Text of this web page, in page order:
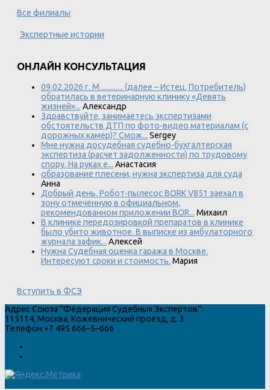
Все филиалы
Экспертные истории
ОНЛАЙН КОНСУЛЬТАЦИЯ
09.02.2026 г. М............. (далее – Истец, Потребитель)
обратилась в ветеринарную клинику «Девять
жизней»... Александр
Здравствуйте, занимаетесь экспертизами
обстоятельств ДТП по фото-видео материалам (с
дорожных камер)? Смож... Sergey
Мне нужна досудебная судебно-бухгалтерская
экспертиза (расчет задолженности) по трудовому
спору. На руках е... Анастасия
образование плесени, нужна экспертиза для суда
Анна
Добрый день. Робот-пылесос BORK V851 заехал в
зону отмеченную в официальном,
рекомендованном приложении BOR... Михаил
В клинике передозировкой препаратов в клинике
было убито животное. В выписке из амбулаторного
журнала зафик... Алексей
Нужна Судебная оценка гаража в Москве.
Интересуют сроки и стоимость. Мария
Вступить в ФСЭ
Адрес Союза "Федерация Судебных Экспертов":
115114, Москва, Кожевнический проезд, д. 3
Телефон:+7 495 666–5–666